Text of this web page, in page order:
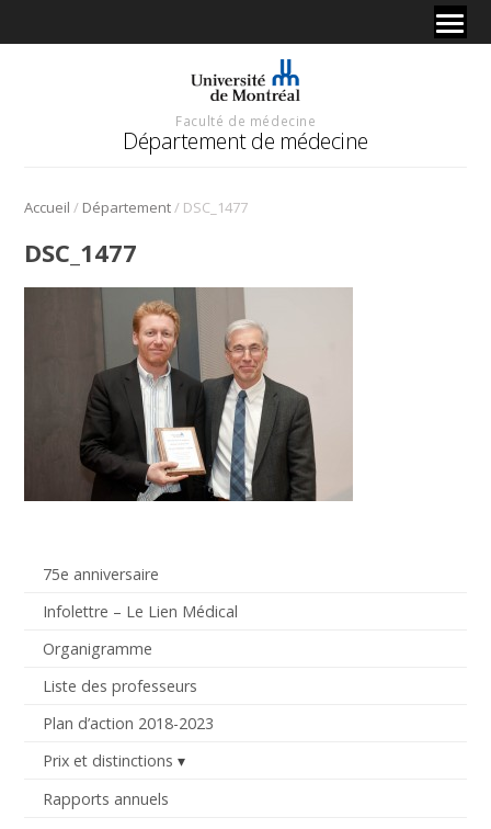
Faculté de médecine
Département de médecine
Accueil / Département/ DSC_1477
75e anniversaire
Infolettre – Le Lien Médical
Organigramme
Liste des professeurs
Plan d’action 2018-2023
Prix et distinctions
Rapports annuels
DSC_1477